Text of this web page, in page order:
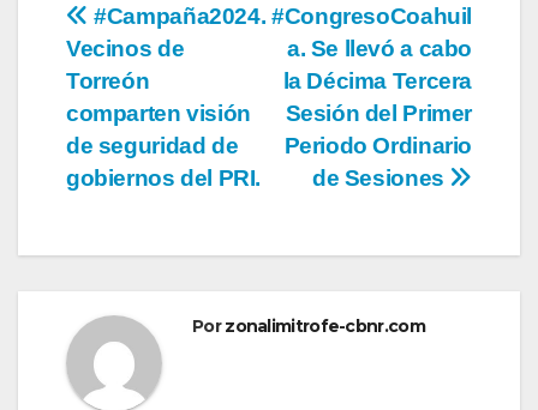
Navegación
de
entradas
#CongresoCoahuil
a. Se llevó a cabo
la Décima Tercera
Sesión del Primer
Periodo Ordinario
de Sesiones
#Campaña2024.
Vecinos de
Torreón
comparten visión
de seguridad de
gobiernos del PRI.
Porzonalimitrofe-cbnr.com